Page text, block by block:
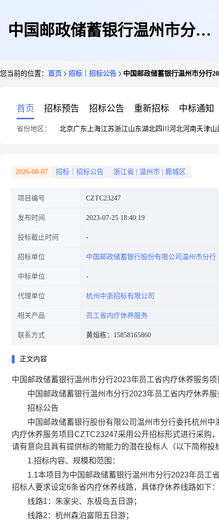
中国邮政储蓄银行温州市分行
您当前的位置： 首页 招标｜招标公告 中国邮政储蓄银行温州市分行
首页 招标预告 招标公告 重新招标 中标通知
省份地区： 北京广东 上海江苏浙江山东湖北四川 河北河南天津山
2026-08-07 招标｜招标公告 浙江省 温州市 鹿城区
项目编号 CZTC23247
发布时间 2023-07-25 18:40:19
投标截止时间
招标单位 中国邮政储蓄银行股份有限公司温州市分行
中标单位
代理单位 杭州中浙招标有限公司
相关产品 员工省内疗休养服务
联系方式 黄烜栋：15858165860
正文内容
中国邮政储蓄银行温州市分行2023年员工省内疗休养服务
中国邮政储蓄银行温州市分行2023年员工省内疗休养服
招标公告
中国邮政储蓄银行股份有限公司温州市分行委托杭州中
内疗休养服务项目CZTC23247采用公开招标形式进行采购
请有意向且具有提供标的物能力的潜在投标人（以下简称投
1.招标内容、规模和范围：
1.1本项目为中国邮政储蓄银行温州市分行2023年员工
招标人要求设定6条省内疗休养线路，具体疗休养线路如下：
线路1：朱家尖、东极岛五日游；
线路2：杭州森泊富阳五日游；